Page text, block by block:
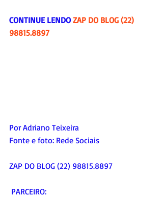
CONTINUE LENDO ZAP DO BLOG (22)
98815.8897
Por Adriano Teixeira
Fonte e foto: Rede Sociais
ZAP DO BLOG (22) 98815.8897
PARCEIRO: